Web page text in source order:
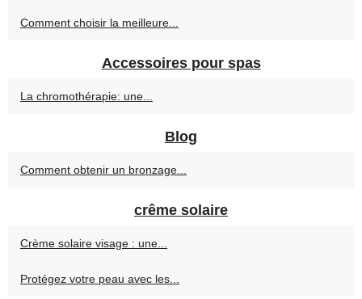
Comment choisir la meilleure...
Accessoires pour spas
La chromothérapie: une...
Blog
Comment obtenir un bronzage...
crême solaire
Crème solaire visage : une...
Protégez votre peau avec les...